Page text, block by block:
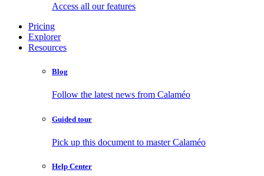
Access all our features
Pricing
Explorer
Resources
Blog
Follow the latest news from Calaméo
Guided tour
Pick up this document to master Calaméo
Help Center